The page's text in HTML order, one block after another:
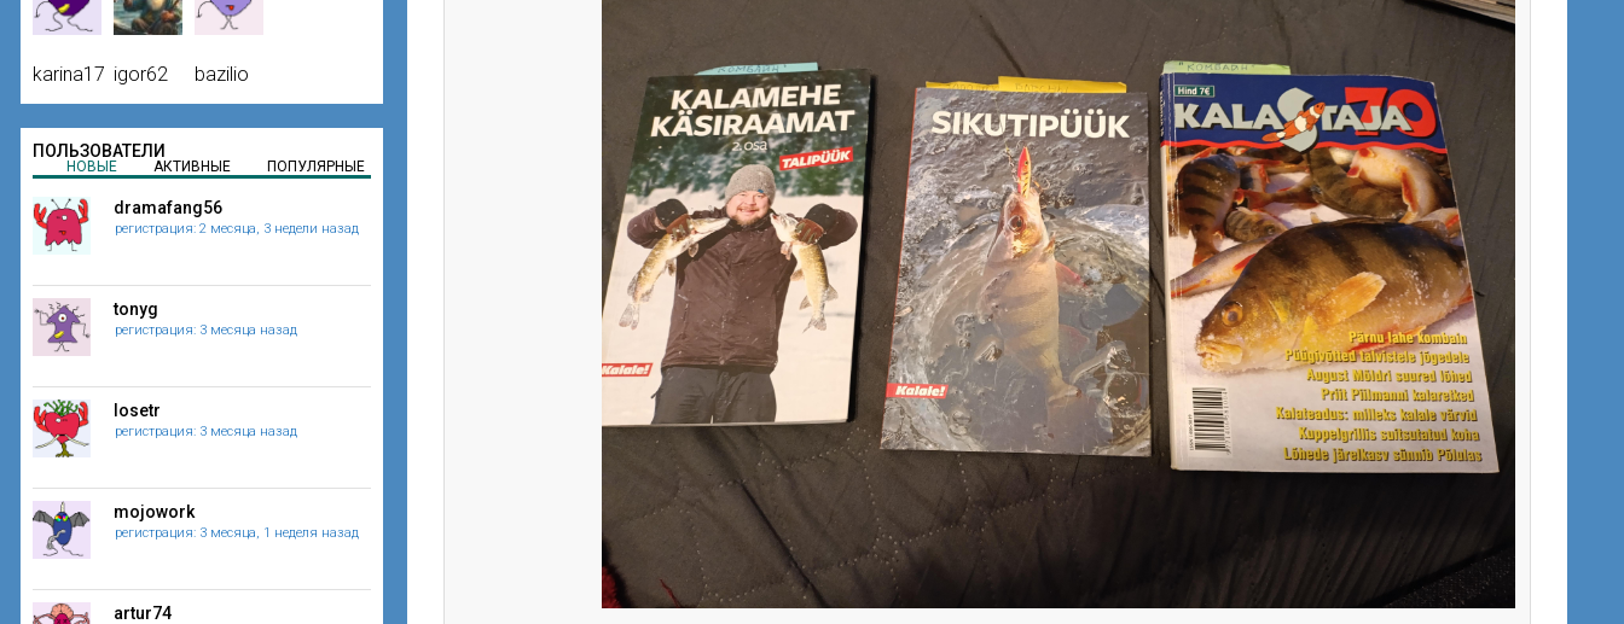
karina17 igor62 bazilio
ПОЛЬЗОВАТЕЛИ
НОВЫЕ АКТИВНЫЕ ПОПУЛЯРНЫЕ
dramafang56
регистрация: 2 месяца, 3 недели назад
tonyg
регистрация: 3 месяца назад
losetr
регистрация: 3 месяца назад
mojowork
регистрация: 3 месяца, 1 неделя назад
artur74